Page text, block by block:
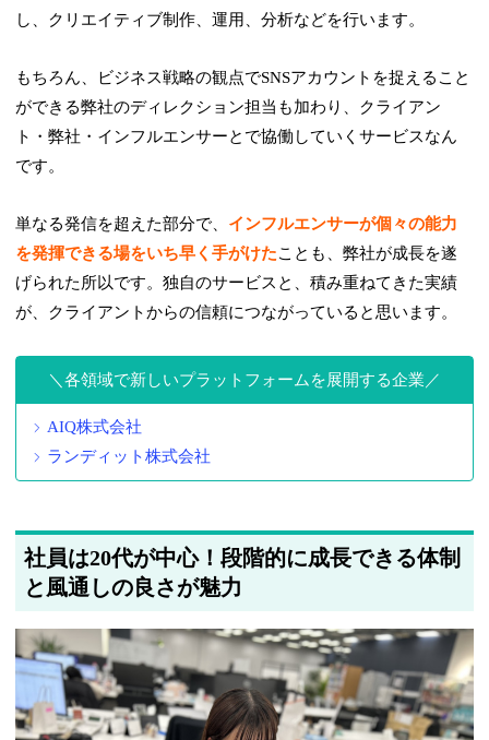
し、クリエイティブ制作、運用、分析などを行います。
もちろん、ビジネス戦略の観点でSNSアカウントを捉えること
ができる弊社のディレクション担当も加わり、クライアン
ト・弊社・インフルエンサーとで協働していくサービスなん
です。
単なる発信を超えた部分で、 インフルエンサーが個々の能力
を発揮できる場をいち早く手がけたことも、弊社が成長を遂
げられた所以です。独自のサービスと、積み重ねてきた実績
が、クライアントからの信頼につながっていると思います。
各領域で新しいプラットフォームを展開する企業
AIQ株式会社
ランディット株式会社
社員は20代が中心！段階的に成長できる体制
と風通しの良さが魅力